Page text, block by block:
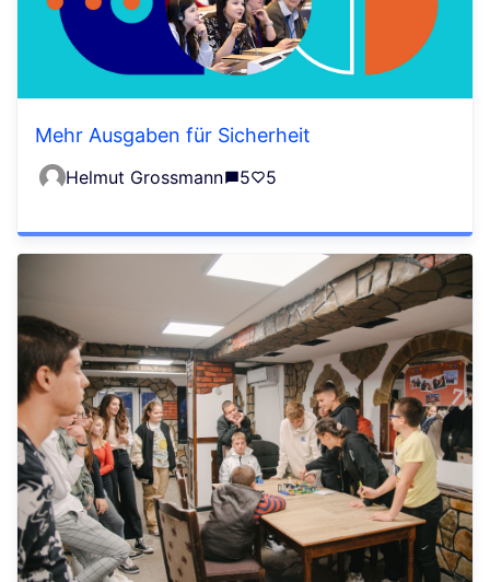
Mehr Ausgaben für Sicherheit
Helmut Grossmann 5 5